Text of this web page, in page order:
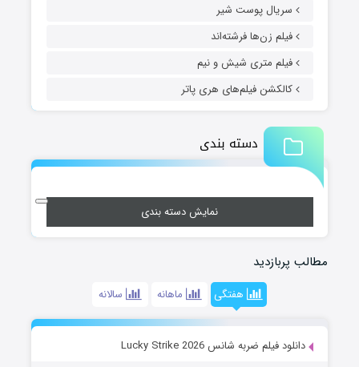
سریال پوست شیر
فیلم زن‌ها فرشته‌اند
فیلم متری شیش و نیم
کالکشن فیلم‌های هری پاتر
دسته بندی
نمایش دسته بندی
مطالب پربازدید
هفتگی ماهانه سالانه
دانلود فیلم ضربه شانس Lucky Strike 2026